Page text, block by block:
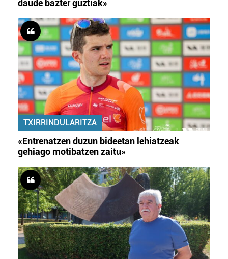
daude bazter guztiak»
TXIRRINDULARITZA
«Entrenatzen duzun bideetan lehiatzeak
gehiago motibatzen zaitu»